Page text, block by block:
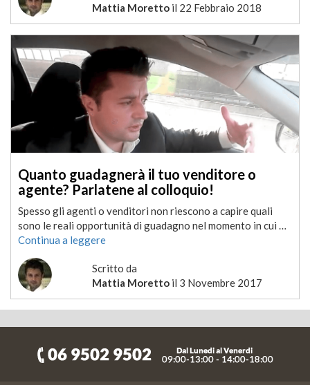
Mattia Morettoil 22 Febbraio 2018
Quanto guadagnerà il tuo venditore o
agente? Parlatene al colloquio!
Spesso gli agenti o venditori non riescono a capire quali
sono le reali opportunità di guadagno nel momento in cui …
Continua a leggere
Scritto da
Mattia Morettoil 3 Novembre 2017